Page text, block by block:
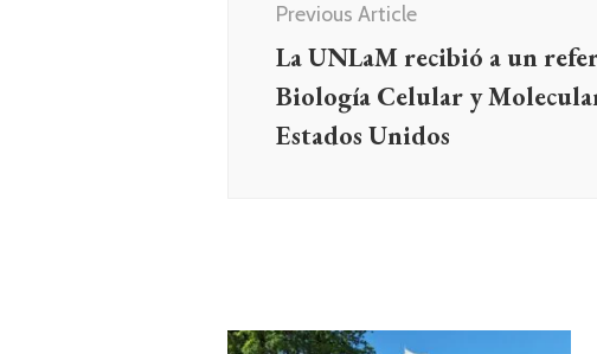
entradas
Previous Article
La UNLaM recibió a un
Biología Celular y
Estados Unidos